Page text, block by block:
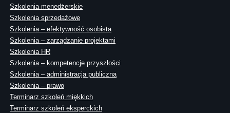
Szkolenia menedżerskie
Szkolenia sprzedażowe
Szkolenia – efektywność osobista
Szkolenia – zarządzanie projektami
Szkolenia HR
Szkolenia – kompetencje przyszłości
Szkolenia – administracja publiczna
Szkolenia – prawo
Terminarz szkoleń miękkich
Terminarz szkoleń eksperckich